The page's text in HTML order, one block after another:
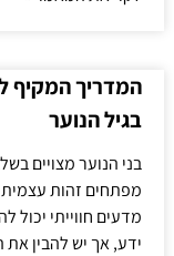
המדריך המקיף
בגיל הנוער
בני הנוער מצויים
מפתחים זהות עצמית
מדעים חווייתי
ידע, אך יש להבין את